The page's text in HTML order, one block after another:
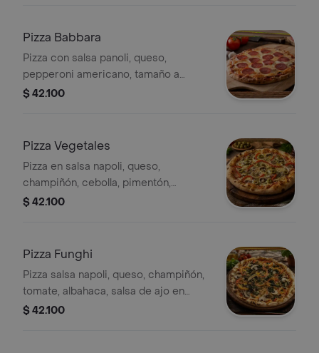
Pizza Babbara
Pizza con salsa panoli, queso,
pepperoni americano, tamaño a
elección.
$ 42.100
Pizza Vegetales
Pizza en salsa napoli, queso,
champiñón, cebolla, pimentón,
aceituna, tamaño a elección.
$ 42.100
Pizza Funghi
Pizza salsa napoli, queso, champiñón,
tomate, albahaca, salsa de ajo en
aceite de oliva, tamaño a elección.
$ 42.100